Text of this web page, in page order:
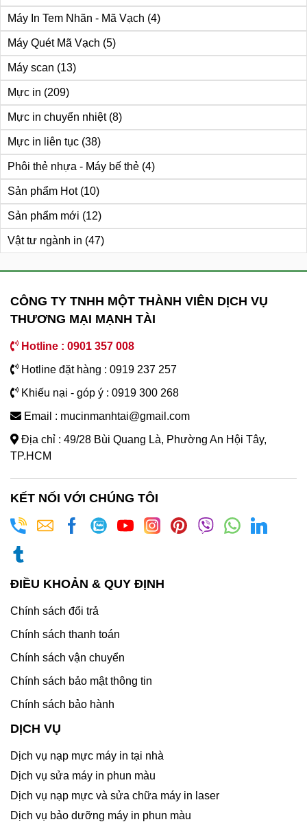
Máy In Tem Nhãn - Mã Vạch (4)
Máy Quét Mã Vạch (5)
Máy scan (13)
Mực in (209)
Mực in chuyển nhiệt (8)
Mực in liên tục (38)
Phôi thẻ nhựa - Máy bế thẻ (4)
Sản phẩm Hot (10)
Sản phẩm mới (12)
Vật tư ngành in (47)
CÔNG TY TNHH MỘT THÀNH VIÊN DỊCH VỤ
THƯƠNG MẠI MẠNH TÀI
Hotline : 0901 357 008
Hotline đặt hàng : 0919 237 257
Khiếu nại - góp ý : 0919 300 268
Email : mucinmanhtai@gmail.com
Địa chỉ : 49/28 Bùi Quang Là, Phường An Hội Tây,
TP.HCM
KẾT NỐI VỚI CHÚNG TÔI
ĐIỀU KHOẢN & QUY ĐỊNH
Chính sách đổi trả
Chính sách thanh toán
Chính sách vận chuyển
Chính sách bảo mật thông tin
Chính sách bảo hành
DỊCH VỤ
Dịch vụ nạp mực máy in tại nhà
Dịch vụ sửa máy in phun màu
Dịch vụ nạp mực và sửa chữa máy in laser
Dịch vụ bảo dưỡng máy in phun màu